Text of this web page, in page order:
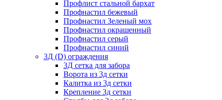
Профлист стальной бархат
Профнастил бежевый
Профнастил Зеленый мох
Профнастил окрашенный
Профнастил серый
Профнастил синий
3Д (D) ограждения
3Д сетка для забора
Ворота из 3д сетки
Калитка из 3д сетки
Крепление 3д сетки